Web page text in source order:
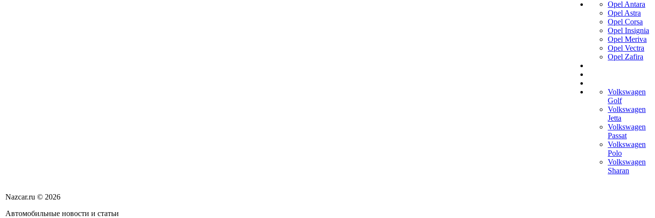
Opel Antara
Opel Astra
Opel Corsa
Opel Insignia
Opel Meriva
Opel Vectra
Opel Zafira
Volkswagen
Golf
Volkswagen
Jetta
Volkswagen
Passat
Volkswagen
Polo
Volkswagen
Sharan
Nazcar.ru © 2026
Автомобильные новости и статьи